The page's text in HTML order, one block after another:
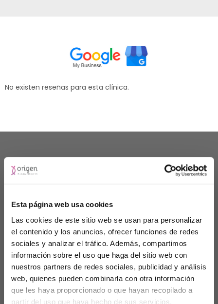
Esta página web usa cookies
Las cookies de este sitio web se usan para personalizar
el contenido y los anuncios, ofrecer funciones de redes
sociales y analizar el tráfico. Además, compartimos
información sobre el uso que haga del sitio web con
nuestros partners de redes sociales, publicidad y análisis
web, quienes pueden combinarla con otra información
que les haya proporcionado o que hayan recopilado a
partir del uso que haya hecho de sus servicios.
No existen reseñas para esta clínica.
Especialidades
Terapia breve
Aprende nuevas formas de pensar, sentir y actuar y
recupera tu vida en 8 sesiones.